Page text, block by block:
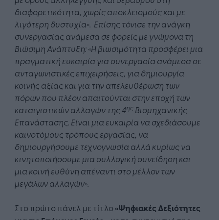
διαφορετικότητα, χωρίς αποκλεισμούς και με
λιγότερη δυστυχία». Επίσης τόνισε την ανάγκη
συνεργασίας ανάμεσα σε φορείς με γνώμονα τη
Βιώσιμη Ανάπτυξη: «Η βιωσιμότητα προσφέρει μια
πραγματική ευκαιρία για συνεργασία ανάμεσα σε
ανταγωνιστικές επιχειρήσεις, για δημιουργία
κοινής αξίας και για την απελευθέρωση των
πόρων που πλέον απαιτούνται στην εποχή των
καταιγιστικών αλλαγών της 4ης Βιομηχανικής
Επανάστασης. Είναι μια ευκαιρία να σχεδιάσουμε
καινοτόμους τρόπους εργασίας, να
δημιουργήσουμε τεχνογνωσία αλλά κυρίως να
κινητοποιήσουμε μια συλλογική συνείδηση και
μια κοινή ευθύνη απέναντι στο μέλλον των
μεγάλων αλλαγών».
Στο πρώτο πάνελ με τίτλο «Ψηφιακές Δεξιότητες